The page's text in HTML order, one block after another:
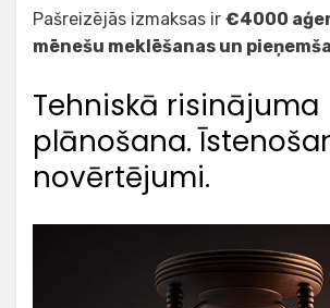
Pašreizējās izmaksas ir €4000
mēnešu meklēšanas un
Tehniskā risinājuma
plānošana.
novērtējumi.